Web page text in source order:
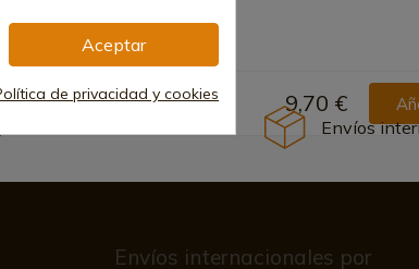
9,70 €
Envíos
Envíos internacionales por
Aceptar
de privacidad y cookies